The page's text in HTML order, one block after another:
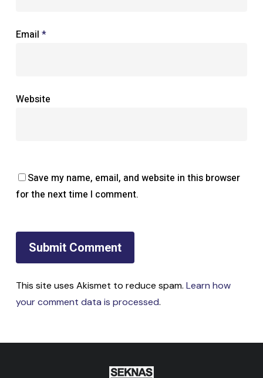
Email *
Website
Save my name, email, and website in this browser
for the next time I comment.
This site uses Akismet to reduce spam. Learn how
your comment data is processed.